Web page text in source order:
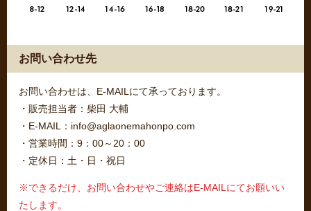
お問い合わせ先
お問い合わせは、E-MAILにて承っております。
・販売担当者：柴田 大輔
・E-MAIL：info@aglaonemahonpo.com
・営業時間：9：00～20：00
・定休日：土・日・祝日
※できるだけ、お問い合わせやご連絡はE-MAILにてお願いい
たします。